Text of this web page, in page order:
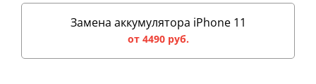
Замена аккумулятора iPhone 11
от 4490 руб.